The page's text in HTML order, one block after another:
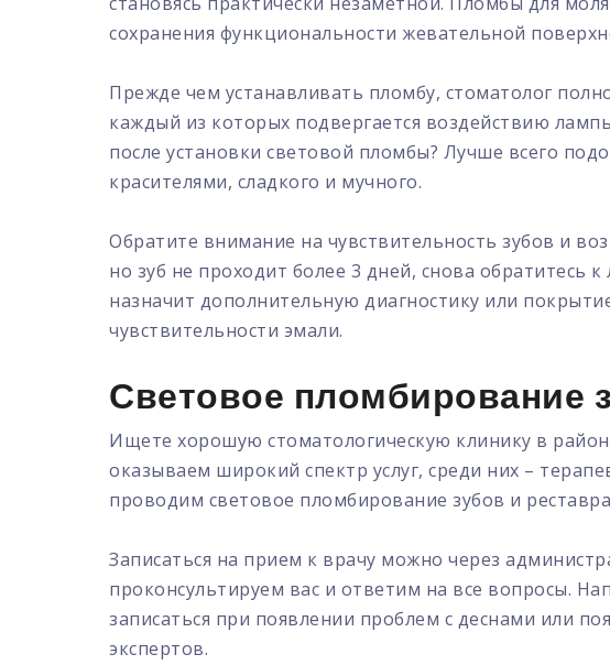
сохранения функциональности жевательной
Прежде чем устанавливать пломбу, стоматолог
каждый из которых подвергается воздействию
после установки световой пломбы? Лучше всего
красителями, сладкого и мучного.
Обратите внимание на чувствительность зубов и
но зуб не проходит более 3 дней, снова обратитесь
назначит дополнительную диагностику или
чувствительности эмали.
Световое пломбирование
Ищете хорошую стоматологическую клинику в
оказываем широкий спектр услуг, среди них –
проводим световое пломбирование зубов и
Записаться на прием к врачу можно через
проконсультируем вас и ответим на все вопросы.
записаться при появлении проблем с деснами или
экспертов.